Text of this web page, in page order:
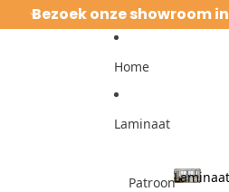
Bezoek onze showroom
Home
Laminaat
PatroonLaminaat